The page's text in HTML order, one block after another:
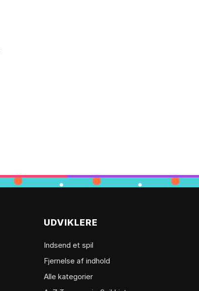
UDVIKLERE
Indsend et spil
Fjernelse af indhold
Alle kategorier